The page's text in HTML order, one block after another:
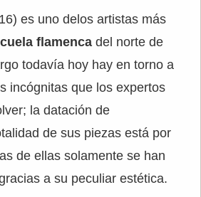
es uno delos artistas más
flamenca del norte de
todavía hoy hay en torno a
incógnitas que los expertos
la datación de
de sus piezas está por
de ellas solamente se han
a su peculiar estética.